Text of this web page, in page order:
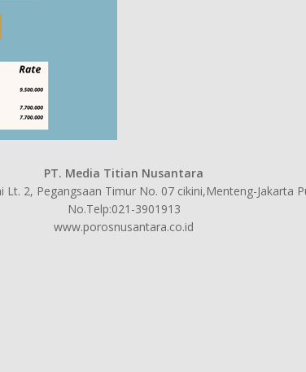
PT. Media Titian Nusantara
Lt. 2, Pegangsaan Timur No. 07 cikini,Menteng-Jakarta
No.Telp:021-3901913
www.porosnusantara.co.id